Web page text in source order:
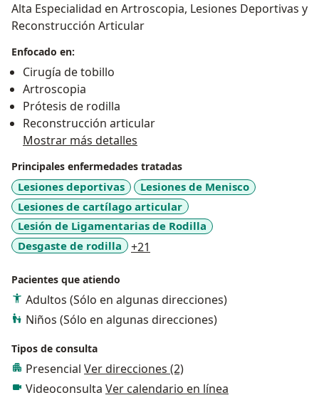
Alta Especialidad en Artroscopia, Lesiones Deportivas y
Reconstrucción Articular
Enfocado en:
Cirugía de tobillo
Artroscopia
Prótesis de rodilla
Reconstrucción articular
Mostrar más detalles
Principales enfermedades tratadas
Lesiones deportivas
Lesiones de Menisco
Lesiones de cartílago articular
Lesión de Ligamentarias de Rodilla
Desgaste de rodilla
+21
Pacientes que atiendo
Adultos (Sólo en algunas direcciones)
Niños (Sólo en algunas direcciones)
Tipos de consulta
Presencial Ver direcciones (2)
Videoconsulta Ver calendario en línea